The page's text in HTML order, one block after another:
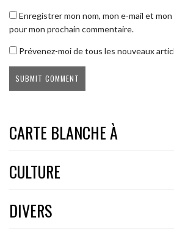
Enregistrer mon nom, mon e-mail et
pour mon prochain commentaire.
Prévenez-moi de tous les nouveaux
CARTE BLANCHE À
CULTURE
DIVERS